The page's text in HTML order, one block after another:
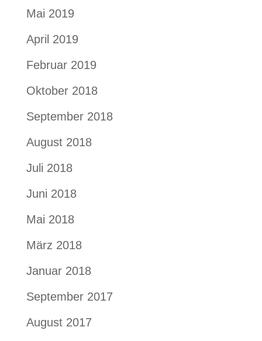
Mai 2019
April 2019
Februar 2019
Oktober 2018
September 2018
August 2018
Juli 2018
Juni 2018
Mai 2018
März 2018
Januar 2018
September 2017
August 2017